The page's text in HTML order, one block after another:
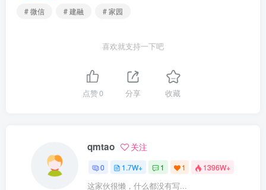
# 微信
# 建融 # 家园
喜欢就支持一下吧
点赞0 分享 收藏
qmtao 关注
0 1.7W+ 1 1 1396W+
这家伙很懒，什么都没有写...